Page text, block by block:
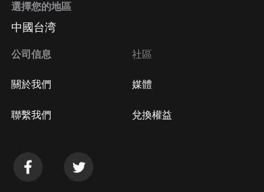
選擇您的地區
中國台湾
公司信息
關於我們
聯繫我們
社區
媒體
兌換權益